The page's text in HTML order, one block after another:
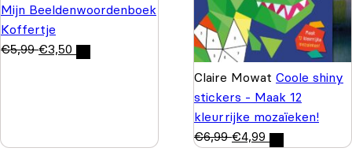
Mijn Beeldenwoordenboek
Koffertje
€5,99 €3,50
Claire Mowat Coole shiny
stickers - Maak 12
kleurrijke mozaïeken!
€6,99 €4,99